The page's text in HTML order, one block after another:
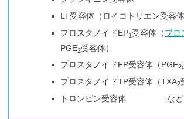
LT受容体（ロイコトリエン受容体
プロスタノイドEP1受容体（ プロ
PGE2受容体）
プロスタノイドFP受容体（PGF
プロスタノイドTP受容体（TXA2
トロンビン受容体 など